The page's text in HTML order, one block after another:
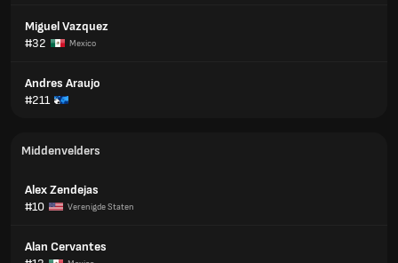
Miguel Vazquez
#32
Mexico
Andres Araujo
#211
Middenvelders
Alex Zendejas
#10
Verenigde Staten
Alan Cervantes